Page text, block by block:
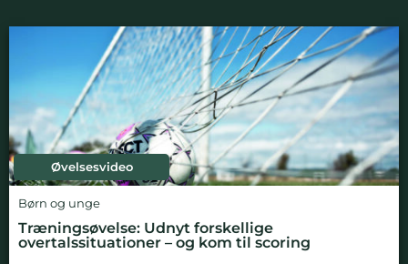
Øvelsesvideo
Børn og unge
Træningsøvelse: Udnyt forskellige
overtalssituationer – og kom til scoring